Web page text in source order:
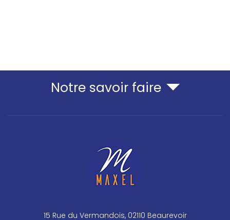
Notre savoir faire
15 Rue du Vermandois, 02110 Beaurevoir